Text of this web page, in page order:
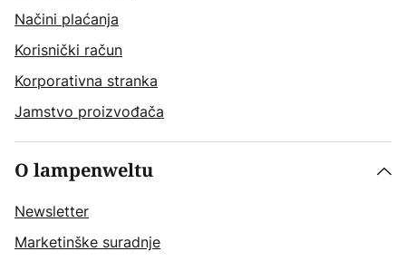
Načini plaćanja
Korisnički račun
Korporativna stranka
Jamstvo proizvođača
O lampenweltu
Newsletter
Marketinške suradnje